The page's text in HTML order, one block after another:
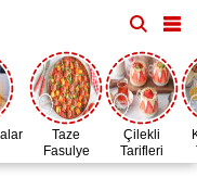
Taze
Fasulye
Zamanı
Çilekli
Tarifleri